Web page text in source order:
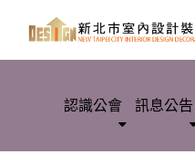
認識公會 訊息公告